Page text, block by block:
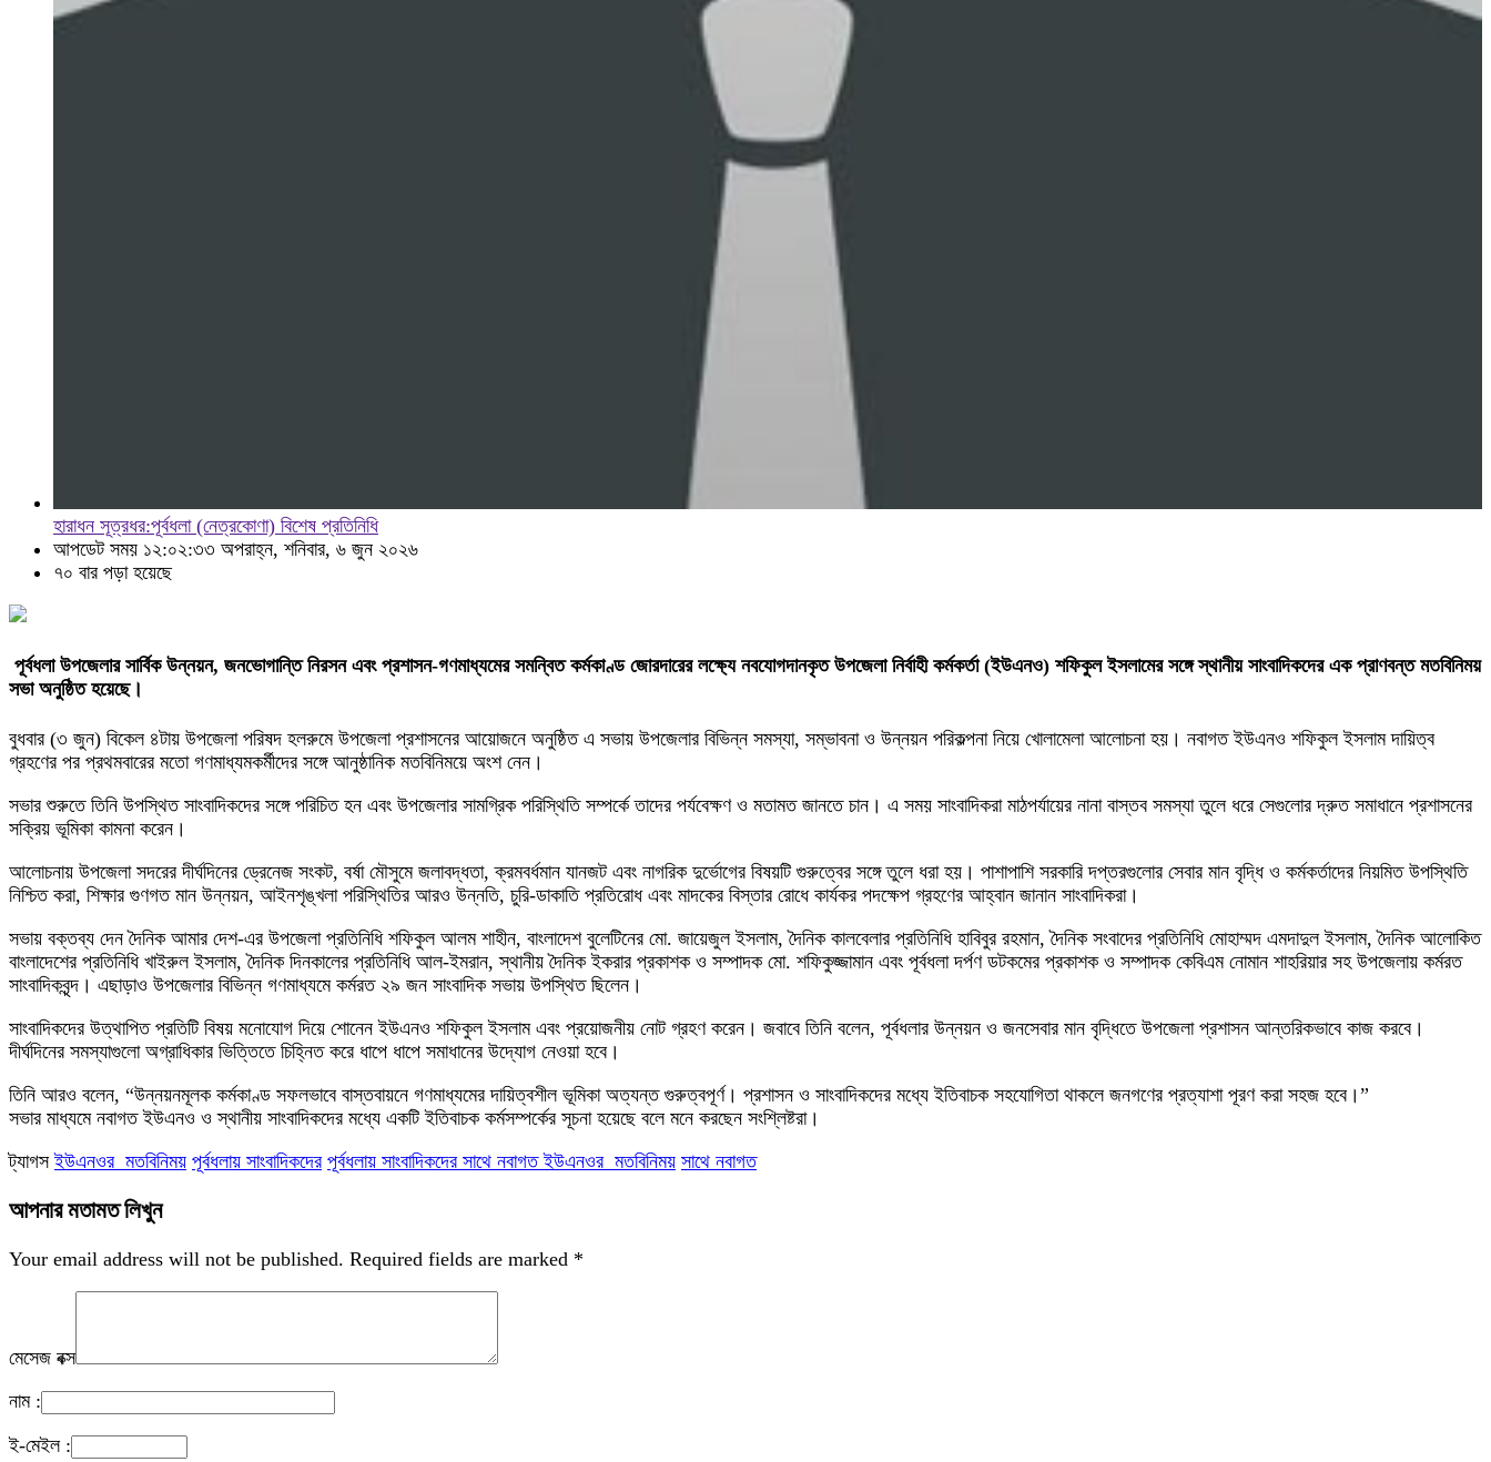
হারাধন সূত্রধর:পূর্বধলা (নেত্রকোণা) বিশেষ প্রতিনিধি
আপডেট সময় ১২:০২:৩৩ অপরাহ্ন, শনিবার, ৬ জুন ২০২৬
৭০ বার পড়া হয়েছে
পূর্বধলা উপজেলার সার্বিক উন্নয়ন, জনভোগান্তি নিরসন এবং প্রশাসন-গণমাধ্যমের সমন্বিত কর্মকাণ্ড জোরদারের লক্ষ্যে নবযোগদানকৃত উপজেলা নির্বাহী কর্মকর্তা (ইউএনও) শফিকুল ইসলামের সঙ্গে স্থানীয় সাংবাদিকদের এক প্রাণবন্ত মতবিনিময়
সভা অনুষ্ঠিত হয়েছে।
বুধবার (৩ জুন) বিকেল ৪টায় উপজেলা পরিষদ হলরুমে উপজেলা প্রশাসনের আয়োজনে অনুষ্ঠিত এ সভায় উপজেলার বিভিন্ন সমস্যা, সম্ভাবনা ও উন্নয়ন পরিকল্পনা নিয়ে খোলামেলা আলোচনা হয়। নবাগত ইউএনও শফিকুল ইসলাম দায়িত্ব
গ্রহণের পর প্রথমবারের মতো গণমাধ্যমকর্মীদের সঙ্গে আনুষ্ঠানিক মতবিনিময়ে অংশ নেন।
সভার শুরুতে তিনি উপস্থিত সাংবাদিকদের সঙ্গে পরিচিত হন এবং উপজেলার সামগ্রিক পরিস্থিতি সম্পর্কে তাদের পর্যবেক্ষণ ও মতামত জানতে চান। এ সময় সাংবাদিকরা মাঠপর্যায়ের নানা বাস্তব সমস্যা তুলে ধরে সেগুলোর দ্রুত সমাধানে প্রশাসনের
সক্রিয় ভূমিকা কামনা করেন।
আলোচনায় উপজেলা সদরের দীর্ঘদিনের ড্রেনেজ সংকট, বর্ষা মৌসুমে জলাবদ্ধতা, ক্রমবর্ধমান যানজট এবং নাগরিক দুর্ভোগের বিষয়টি গুরুত্বের সঙ্গে তুলে ধরা হয়। পাশাপাশি সরকারি দপ্তরগুলোর সেবার মান বৃদ্ধি ও কর্মকর্তাদের নিয়মিত উপস্থিতি
নিশ্চিত করা, শিক্ষার গুণগত মান উন্নয়ন, আইনশৃঙ্খলা পরিস্থিতির আরও উন্নতি, চুরি-ডাকাতি প্রতিরোধ এবং মাদকের বিস্তার রোধে কার্যকর পদক্ষেপ গ্রহণের আহ্বান জানান সাংবাদিকরা।
সভায় বক্তব্য দেন দৈনিক আমার দেশ-এর উপজেলা প্রতিনিধি শফিকুল আলম শাহীন, বাংলাদেশ বুলেটিনের মো. জায়েজুল ইসলাম, দৈনিক কালবেলার প্রতিনিধি হাবিবুর রহমান, দৈনিক সংবাদের প্রতিনিধি মোহাম্মদ এমদাদুল ইসলাম, দৈনিক আলোকিত
বাংলাদেশের প্রতিনিধি খাইরুল ইসলাম, দৈনিক দিনকালের প্রতিনিধি আল-ইমরান, স্থানীয় দৈনিক ইকরার প্রকাশক ও সম্পাদক মো. শফিকুজ্জামান এবং পূর্বধলা দর্পণ ডটকমের প্রকাশক ও সম্পাদক কেবিএম নোমান শাহরিয়ার সহ উপজেলায় কর্মরত
সাংবাদিকবৃন্দ। এছাড়াও উপজেলার বিভিন্ন গণমাধ্যমে কর্মরত ২৯ জন সাংবাদিক সভায় উপস্থিত ছিলেন।
সাংবাদিকদের উত্থাপিত প্রতিটি বিষয় মনোযোগ দিয়ে শোনেন ইউএনও শফিকুল ইসলাম এবং প্রয়োজনীয় নোট গ্রহণ করেন। জবাবে তিনি বলেন, পূর্বধলার উন্নয়ন ও জনসেবার মান বৃদ্ধিতে উপজেলা প্রশাসন আন্তরিকভাবে কাজ করবে।
দীর্ঘদিনের সমস্যাগুলো অগ্রাধিকার ভিত্তিতে চিহ্নিত করে ধাপে ধাপে সমাধানের উদ্যোগ নেওয়া হবে।
তিনি আরও বলেন, “উন্নয়নমূলক কর্মকাণ্ড সফলভাবে বাস্তবায়নে গণমাধ্যমের দায়িত্বশীল ভূমিকা অত্যন্ত গুরুত্বপূর্ণ। প্রশাসন ও সাংবাদিকদের মধ্যে ইতিবাচক সহযোগিতা থাকলে জনগণের প্রত্যাশা পূরণ করা সহজ হবে।”
সভার মাধ্যমে নবাগত ইউএনও ও স্থানীয় সাংবাদিকদের মধ্যে একটি ইতিবাচক কর্মসম্পর্কের সূচনা হয়েছে বলে মনে করছেন সংশ্লিষ্টরা।
ট্যাগসইউএনওর মতবিনিময় পূর্বধলায় সাংবাদিকদের পূর্বধলায় সাংবাদিকদের সাথে নবাগত ইউএনওর মতবিনিময় সাথে নবাগত
আপনার মতামত লিখুন
Your email address will not be published. Required fields are marked *
মেসেজ বক্স
নাম :
ই-মেইল :